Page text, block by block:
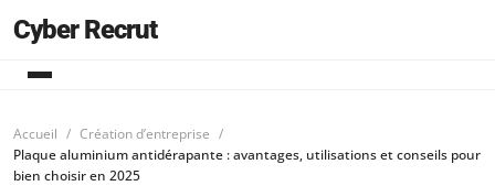
Cyber Recrut
Accueil
Création d’entreprise
Plaque aluminium antidérapante : avantages, utilisations et conseils pour
bien choisir en 2025